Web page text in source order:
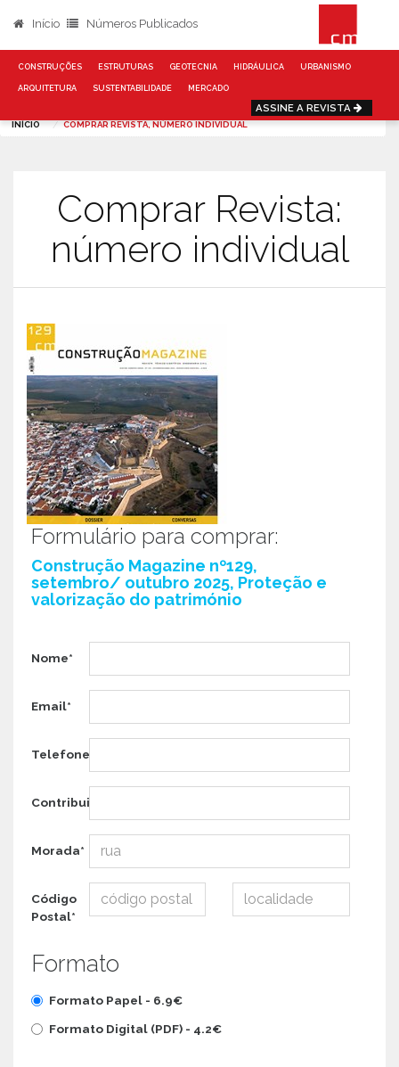
Início Números Publicados
CONSTRUÇÕES ESTRUTURAS GEOTECNIA HIDRÁULICA URBANISMO
ARQUITETURA SUSTENTABILIDADE MERCADO
ASSINE A REVISTA
INÍCIO COMPRAR REVISTA, NÚMERO INDIVIDUAL
Comprar Revista:
número individual
Formulário para comprar:
Construção Magazine nº129,
setembro/ outubro 2025, Proteção e
valorização do património
Nome*
Email*
Telefone*
Contribuinte*
Morada*
Código
Postal*
Formato
Formato Papel - 6.9€
Formato Digital (PDF) - 4.2€